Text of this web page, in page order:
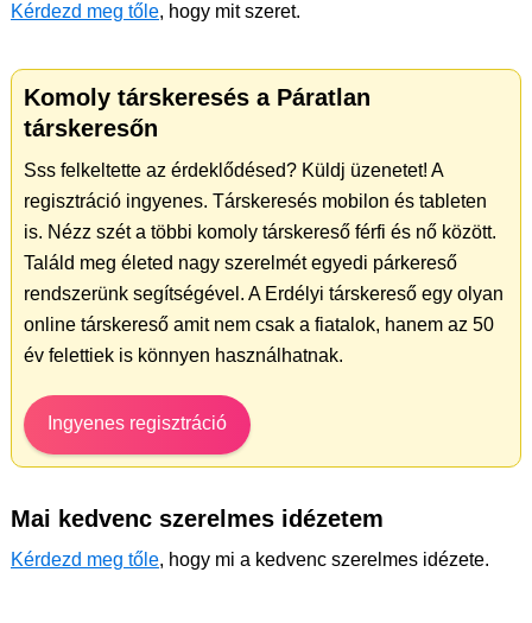
Kérdezd meg tőle, hogy mit szeret.
Komoly társkeresés a Páratlan
társkeresőn
Sss felkeltette az érdeklődésed? Küldj üzenetet! A
regisztráció ingyenes. Társkeresés mobilon és tableten
is. Nézz szét a többi komoly társkereső férfi és nő között.
Találd meg életed nagy szerelmét egyedi párkereső
rendszerünk segítségével. A Erdélyi társkereső egy olyan
online társkereső amit nem csak a fiatalok, hanem az 50
év felettiek is könnyen használhatnak.
Ingyenes regisztráció
Mai kedvenc szerelmes idézetem
Kérdezd meg tőle, hogy mi a kedvenc szerelmes idézete.